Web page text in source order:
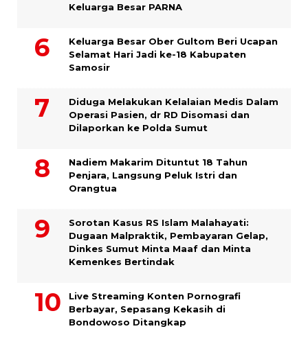
Keluarga Besar PARNA
Keluarga Besar Ober Gultom Beri Ucapan
Selamat Hari Jadi ke-18 Kabupaten
Samosir
Diduga Melakukan Kelalaian Medis Dalam
Operasi Pasien, dr RD Disomasi dan
Dilaporkan ke Polda Sumut
​Nadiem Makarim Dituntut 18 Tahun
Penjara, Langsung Peluk Istri dan
Orangtua
Sorotan Kasus RS Islam Malahayati:
Dugaan Malpraktik, Pembayaran Gelap,
Dinkes Sumut Minta Maaf dan Minta
Kemenkes Bertindak
Live Streaming Konten Pornografi
Berbayar, Sepasang Kekasih di
Bondowoso Ditangkap